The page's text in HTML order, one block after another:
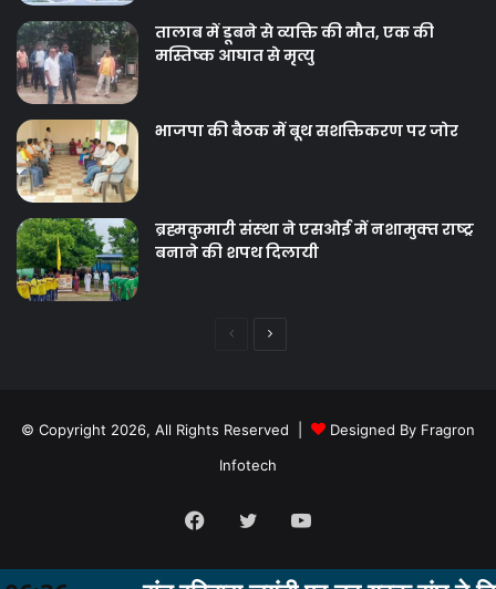
आर्म्स एक्ट के आरोपी को सात साल की सजा
तालाब में डूबने से व्यक्ति की मौत, एक की
भाजपा की बैठक में बूथ सशक्तिकरण पर जोर
ब्रह्मकुमारी संस्‍था ने एसओई में नशामुक्‍त राष्‍ट्र
Previous
page
Next
page
© Copyright 2026, All Rights Reserved |
Infotech